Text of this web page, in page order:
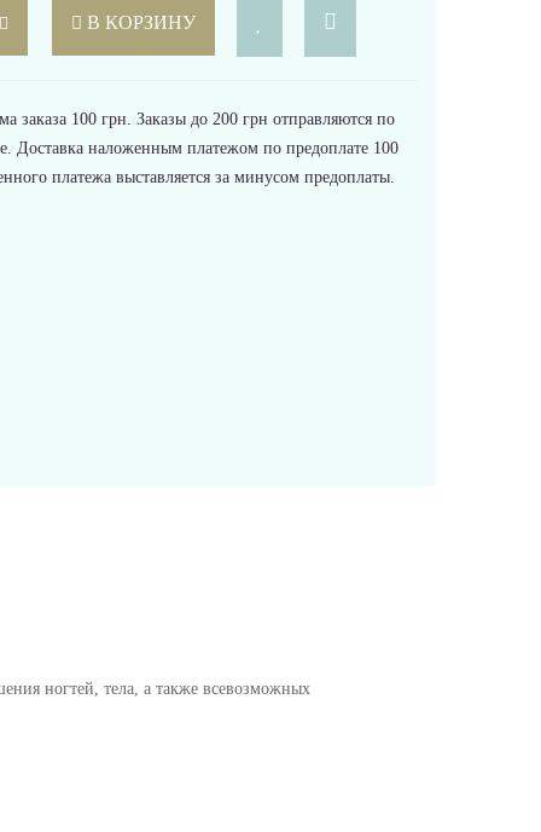
В КОРЗИНУ
заказа 100 грн. Заказы до 200 грн отправляются по
Доставка наложенным платежом по предоплате 100
платежа выставляется за минусом предоплаты.
ногтей, тела, а также всевозможных